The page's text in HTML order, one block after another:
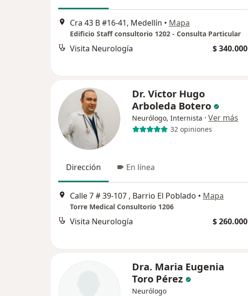
Cra 43 B #16-41, Medellín • Mapa
Edificio Staff consultorio 1202 - Consulta Particular
Visita Neurología $ 340.000
Dr. Victor Hugo
Arboleda Botero
Neurólogo, Internista · Ver más
32 opiniones
Dirección En línea
Calle 7 # 39-107 , Barrio El Poblado • Mapa
Torre Medical Consultorio 1206
Visita Neurología $ 260.000
Dra. Maria Eugenia
Toro Pérez
Neurólogo